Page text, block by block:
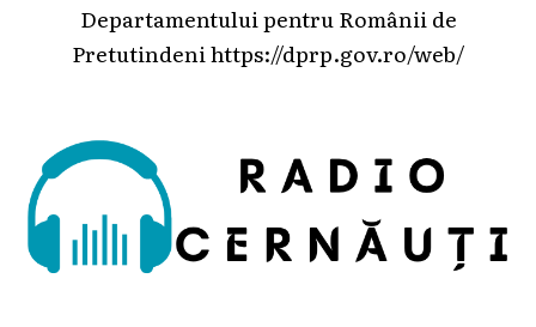
Departamentului pentru Românii de
Pretutindeni https://dprp.gov.ro/web/